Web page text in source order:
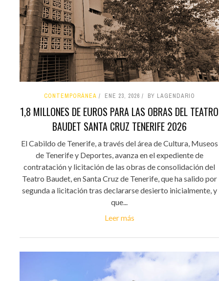
CONTEMPORÁNEA ENE 23, 2026 BY LAGENDARIO
1,8 MILLONES DE EUROS PARA LAS OBRAS DEL TEATRO
BAUDET SANTA CRUZ TENERIFE 2026
El Cabildo de Tenerife, a través del área de Cultura, Museos
de Tenerife y Deportes, avanza en el expediente de
contratación y licitación de las obras de consolidación del
Teatro Baudet, en Santa Cruz de Tenerife, que ha salido por
segunda a licitación tras declararse desierto inicialmente, y
que...
Leer más